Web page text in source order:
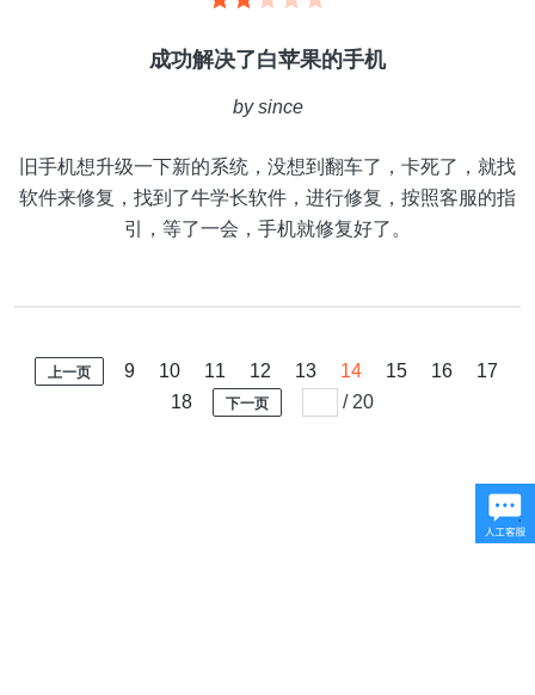
成功解决了白苹果的手机
bysince
旧手机想升级一下新的系统，没想到翻车了，卡死了，就找
软件来修复，找到了牛学长软件，进行修复，按照客服的指
引，等了一会，手机就修复好了。
上一页 9 10 11 12 13 14 15 16
17
18
下一页 / 20